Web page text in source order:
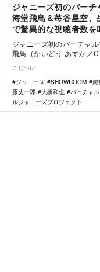
ジャニーズ初のバーチ
海堂飛鳥＆苺谷星空、
で驚異的な視聴者数を
ジャニーズ初のバーチャ
飛鳥（かいどう あすか／
也）が…
こじへい
ジャニーズ
SHOWROOM 海
原丈一郎
大橋和也 バーチャ
ルジャニーズプロジェクト